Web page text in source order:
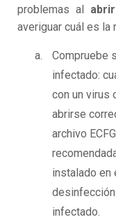
problemas al
averiguar cuál es la
Compruebe
infectado:
con un virus
abrirse
archivo
instalado en
infectado.